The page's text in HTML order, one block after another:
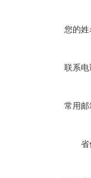
您的
联系
常用
省